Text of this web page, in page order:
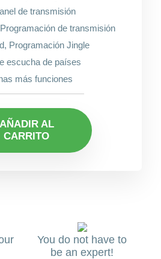
de transmisión
de transmisión
Programación Jingle
escucha de países
más funciones
AÑADIR AL
CARRITO
You do not have to
be an expert!